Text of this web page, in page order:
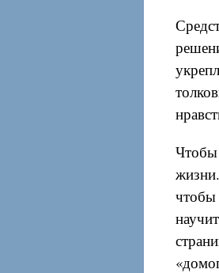
Чтобы